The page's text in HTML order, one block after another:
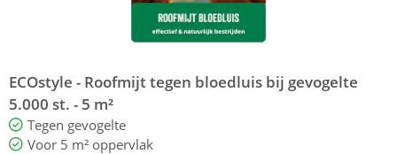
ECOstyle - Roofmijt tegen bloedluis bij gevogelte
5.000 st. - 5 m²
Tegen gevogelte
Voor 5 m² oppervlak